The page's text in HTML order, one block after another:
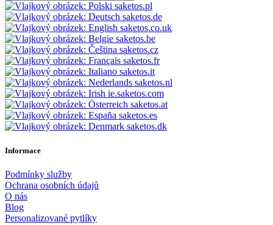
saketos.pl
saketos.de
saketos.co.uk
saketos.be
saketos.cz
saketos.fr
saketos.it
saketos.nl
ie.saketos.com
saketos.at
saketos.es
saketos.dk
Informace
Podmínky služby
Ochrana osobních údajů
O nás
Blog
Personalizované pytlíky